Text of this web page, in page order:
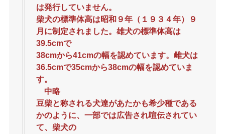
は発行していません。
柴犬の標準体高は昭和９年（１９３４年）９
月に制定されました。雄犬の標準体高は
39.5cmで
38cmから41cmの幅を認めています。雌犬は
36.5cmで35cmから38cmの幅を認めていま
す。
中略
豆柴と称される犬達があたかも希少種である
かのように、一部では広告され喧伝されてい
て、柴犬の